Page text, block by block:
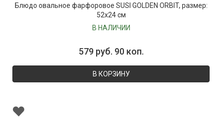
Блюдо овальное фарфоровое SUSI GOLDEN ORBIT, размер:
52х24 см
В НАЛИЧИИ
579 руб. 90 коп.
В КОРЗИНУ